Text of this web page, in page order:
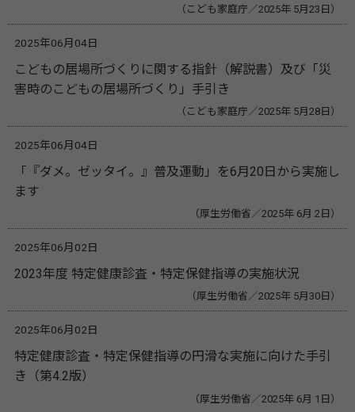
（こども家庭庁／2025年 5月23日）
2025年06月04日
こどもの居場所づくりに関する指針（解説書）及び「災
害時のこどもの居場所づくり」手引き
（こども家庭庁／2025年 5月28日）
2025年06月04日
「『ダメ。ゼッタイ。』普及運動」を6月20日から実施し
ます
（厚生労働省／2025年 6月 2日）
2025年06月02日
2023年度 特定健康診査・特定保健指導の実施状況
（厚生労働省／2025年 5月30日）
2025年06月02日
特定健康診査・特定保健指導の円滑な実施に向けた手引
き（第4.2版）
（厚生労働省／2025年 6月 1日）